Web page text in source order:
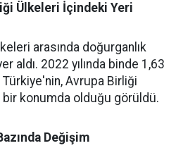
Ülkeleri İçindeki Yeri
arasında doğurganlık
aldı. 2022 yılında binde 1,63
Türkiye'nin, Avrupa Birliği
bir konumda olduğu görüldü.
Değişim